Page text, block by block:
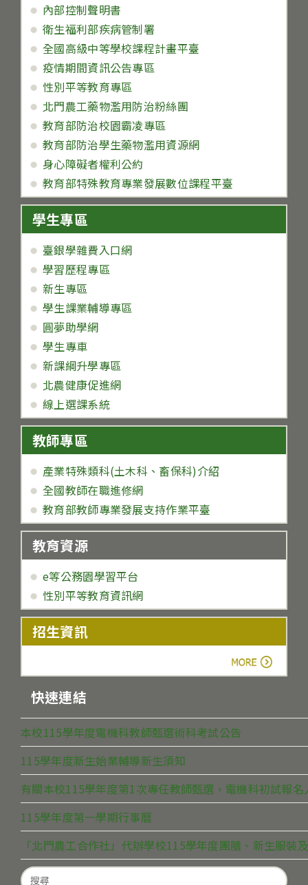
內部控制聲明書
衛生福利部疾病管制署
全國高級中等學校課程計畫平臺
疫情期間資訊公告專區
性別平等教育專區
北門農工藥物濫用防治粉絲團
教育部防治校園霸凌專區
教育部防治學生藥物濫用資源網
身心障礙者權利公約
教育部特殊教育專業發展數位課程平臺
學生專區
臺銀學雜費入口網
學習歷程專區
新生專區
學生課業輔導專區
圓夢助學網
學生專車
新課綱升學專區
北農健康促進網
線上選課系統
教師專區
產業特殊類科(土木科、畜保科)介紹
全國教師在職進修網
教育部教師專業發展支持作業平臺
教育資源
e等公務園學習平台
性別平等教育資訊網
招生資訊
快速連結
本校115學年度電機科教師甄選術科考試公告
115學年度新生始業輔導新生須知
有關本校115學年度第1次專任教師甄選，電機科初試報
115學年度第一學期行事曆
「北門農工合作社」代辦學校115學年度團膳、新生服裝
Search